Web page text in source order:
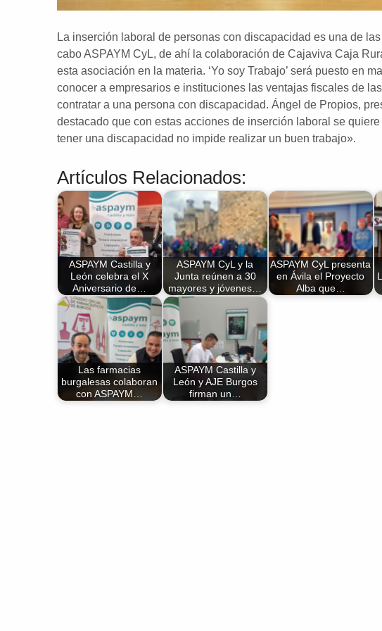
La inserción laboral de personas con discapacidad es una de
cabo ASPAYM CyL, de ahí la colaboración de Cajaviva Caja
esta asociación en la materia. ‘Yo soy Trabajo’ será puesto en
conocer a empresarios e instituciones las ventajas fiscales de
contratar a una persona con discapacidad. Ángel de Propios,
destacado que con estas acciones de inserción laboral se
tener una discapacidad no impide realizar un buen trabajo».
Artículos Relacionados:
ASPAYM Castilla y
León celebra el X
Aniversario de…
ASPAYM CyL y la
Junta reúnen a 30
mayores y jóvenes…
ASPAYM CyL presenta
en Ávila el Proyecto
Alba que…
Las farmacias
burgalesas colaboran
con ASPAYM…
ASPAYM Castilla y
León y AJE Burgos
firman un…